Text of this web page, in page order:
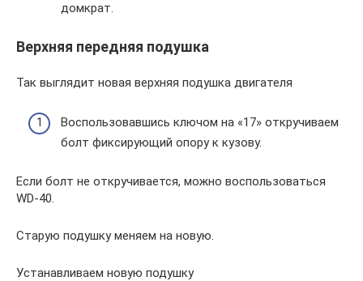
домкрат.
Верхняя передняя подушка
Так выглядит новая верхняя подушка двигателя
Воспользовавшись ключом на «17» откручиваем
болт фиксирующий опору к кузову.
Если болт не откручивается, можно воспользоваться
WD-40.
Старую подушку меняем на новую.
Устанавливаем новую подушку